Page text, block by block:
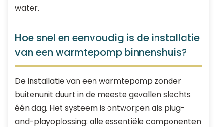
water.
Hoe snel en eenvoudig is de installatie
van een warmtepomp binnenshuis?
De installatie van een warmtepomp zonder
buitenunit duurt in de meeste gevallen slechts
één dag. Het systeem is ontworpen als plug-
and-playoplossing: alle essentiële componenten